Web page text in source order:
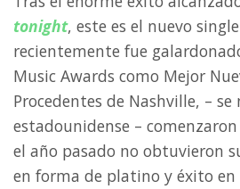
tonight, este es el nuevo
recientemente fue
Music Awards como Mejor
Procedentes de Nashville, –
estadounidense –
el año pasado no obtuvieron
en forma de platino y éxito en